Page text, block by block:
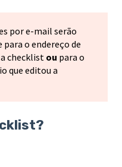
por e-mail serão
o endereço de
checklist ou para o
que editou a